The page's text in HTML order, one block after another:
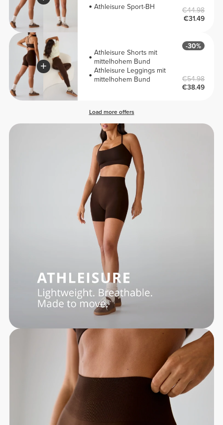
Athleisure Sport-BH
€44.98
€31.49
Athleisure Shorts mit
mittelhohem Bund
Athleisure Leggings mit
mittelhohem Bund
-30%
€54.98
€38.49
Load more offers